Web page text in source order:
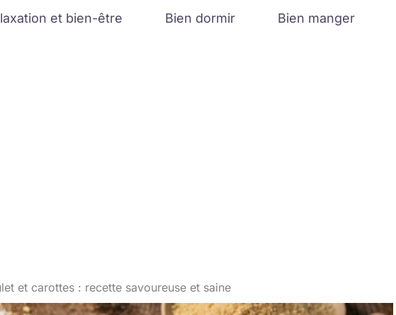
et bien-être Bien dormir Bien manger
et carottes : recette savoureuse et saine